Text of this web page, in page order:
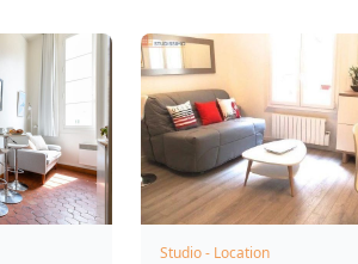
Studio - Location